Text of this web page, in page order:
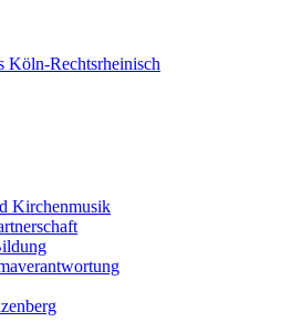
Kirchenmusik